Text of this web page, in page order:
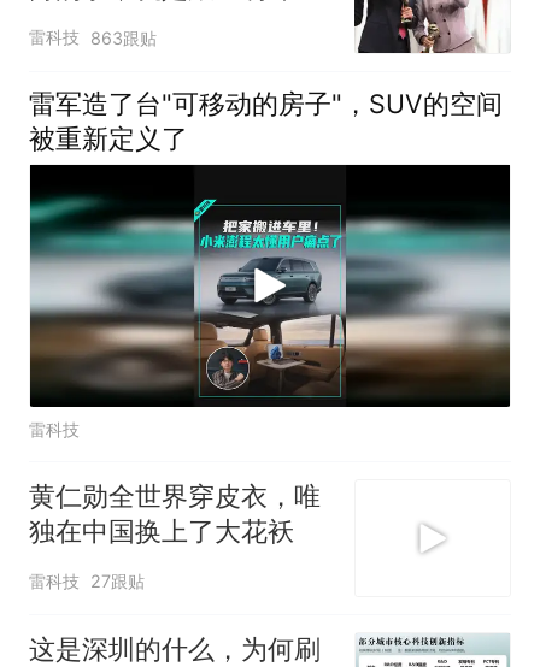
了那个赌
雷科技 863跟贴
雷军造了台"可移动的房子"，SUV的空间
被重新定义了
雷科技
黄仁勋全世界穿皮衣，唯
独在中国换上了大花袄
雷科技 27跟贴
这是深圳的什么，为何刷